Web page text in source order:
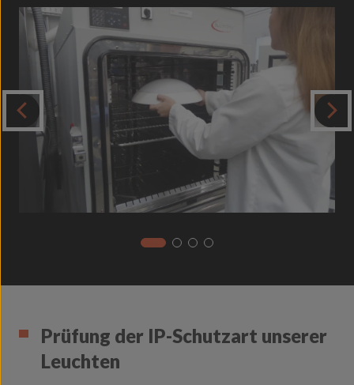
Prüfung der IP-Schutzart unserer
Leuchten